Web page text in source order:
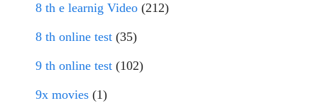
8 th e learnig Video (212)
8 th online test (35)
9 th online test (102)
9x movies (1)